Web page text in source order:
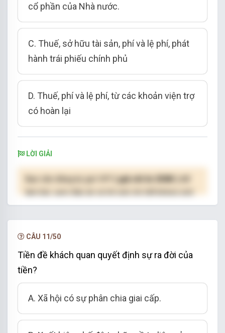
cổ phần của Nhà nước.
C. Thuế, sở hữu tài sản, phí và lệ phí, phát
hành trái phiếu chính phủ
D. Thuế, phí và lệ phí, từ các khoản viện trợ
có hoàn lại
LỜI GIẢI
( giá chỉ từ 250K )
hạn.
CÂU 11/50
Tiền đề khách quan quyết định sự ra đời của
tiền?
A. Xã hội có sự phân chia giai cấp.